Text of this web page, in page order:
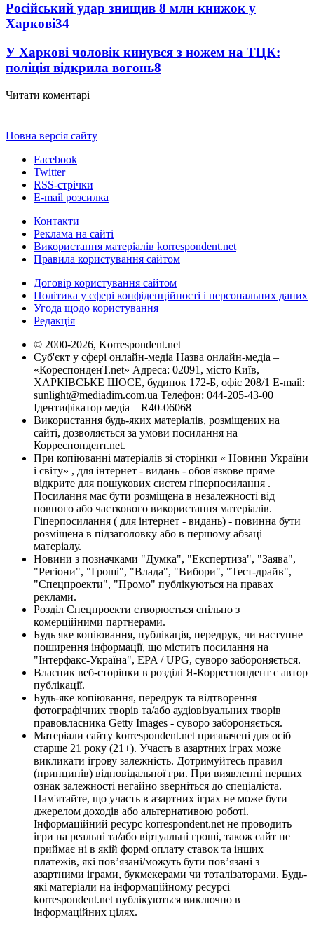
Російський удар знищив 8 млн книжок у
Харкові34
У Харкові чоловік кинувся з ножем на ТЦК:
поліція відкрила вогонь8
Читати коментарі
Повна версія сайту
Facebook
Twitter
RSS-стрічки
E-mail розсилка
Контакти
Реклама на сайті
Використання матеріалів korrespondent.net
Правила користування сайтом
Договір користування сайтом
Політика у сфері конфіденційності і персональних даних
Угода щодо користування
Редакція
© 2000-2026, Korrespondent.net
Суб'єкт у сфері онлайн-медіа Назва онлайн-медіа –
«КореспонденТ.net» Адреса: 02091, місто Київ,
ХАРКІВСЬКЕ ШОСЕ, будинок 172-Б, офіс 208/1 E-mail:
sunlight@mediadim.com.ua Телефон: 044-205-43-00
Ідентифікатор медіа – R40-06068
Використання будь-яких матеріалів, розміщених на
сайті, дозволяється за умови посилання на
Корреспондент.net.
При копіюванні матеріалів зі сторінки « Новини України
і світу» , для інтернет - видань - обов'язкове пряме
відкрите для пошукових систем гіперпосилання .
Посилання має бути розміщена в незалежності від
повного або часткового використання матеріалів.
Гіперпосилання ( для інтернет - видань) - повинна бути
розміщена в підзаголовку або в першому абзаці
матеріалу.
Новини з позначками "Думка", "Експертиза", "Заява",
"Регіони", "Гроші", "Влада", "Вибори", "Тест-драйв",
"Спецпроекти", "Промо" публікуються на правах
реклами.
Розділ Спецпроекти створюється спільно з
комерційними партнерами.
Будь яке копіювання, публікація, передрук, чи наступне
поширення інформації, що містить посилання на
"Інтерфакс-Україна", EPA / UPG, суворо забороняється.
Власник веб-сторінки в розділі Я-Корреспондент є автор
публікації.
Будь-яке копіювання, передрук та відтворення
фотографічних творів та/або аудіовізуальних творів
правовласника Getty Images - суворо забороняється.
Матеріали сайту korrespondent.net призначені для осіб
старше 21 року (21+). Участь в азартних іграх може
викликати ігрову залежність. Дотримуйтесь правил
(принципів) відповідальної гри. При виявленні перших
ознак залежності негайно зверніться до спеціаліста.
Пам'ятайте, що участь в азартних іграх не може бути
джерелом доходів або альтернативою роботі.
Інформаційний ресурс korrespondent.net не проводить
ігри на реальні та/або віртуальні гроші, також сайт не
приймає ні в якій формі оплату ставок та інших
платежів, які пов’язані/можуть бути пов’язані з
азартними іграми, букмекерами чи тоталізаторами. Будь-
які матеріали на інформаційному ресурсі
korrespondent.net публікуються виключно в
інформаційних цілях.